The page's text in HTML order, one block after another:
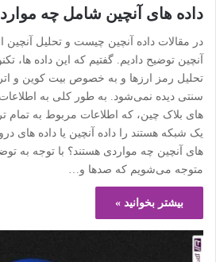
داده های آنچین شامل چه
در مقالات داده آنچین چیست و تحلیل آنچین
آنچین توضیح دادیم. گفتیم که این داده
تحلیل رمز ارزها و به خصوص بیت کوین و
سنتی دیده نمی‌شود. به طور کلی به
های بلاک چین، که اطلاعات مربوط به تمام
یک شبکه هستند را داده آنچین یا داده های
های آنچین چه مواردی هستند؟ با توجه به
متوجه می‌شویم که صدها و…
بیشتر بخوانید »